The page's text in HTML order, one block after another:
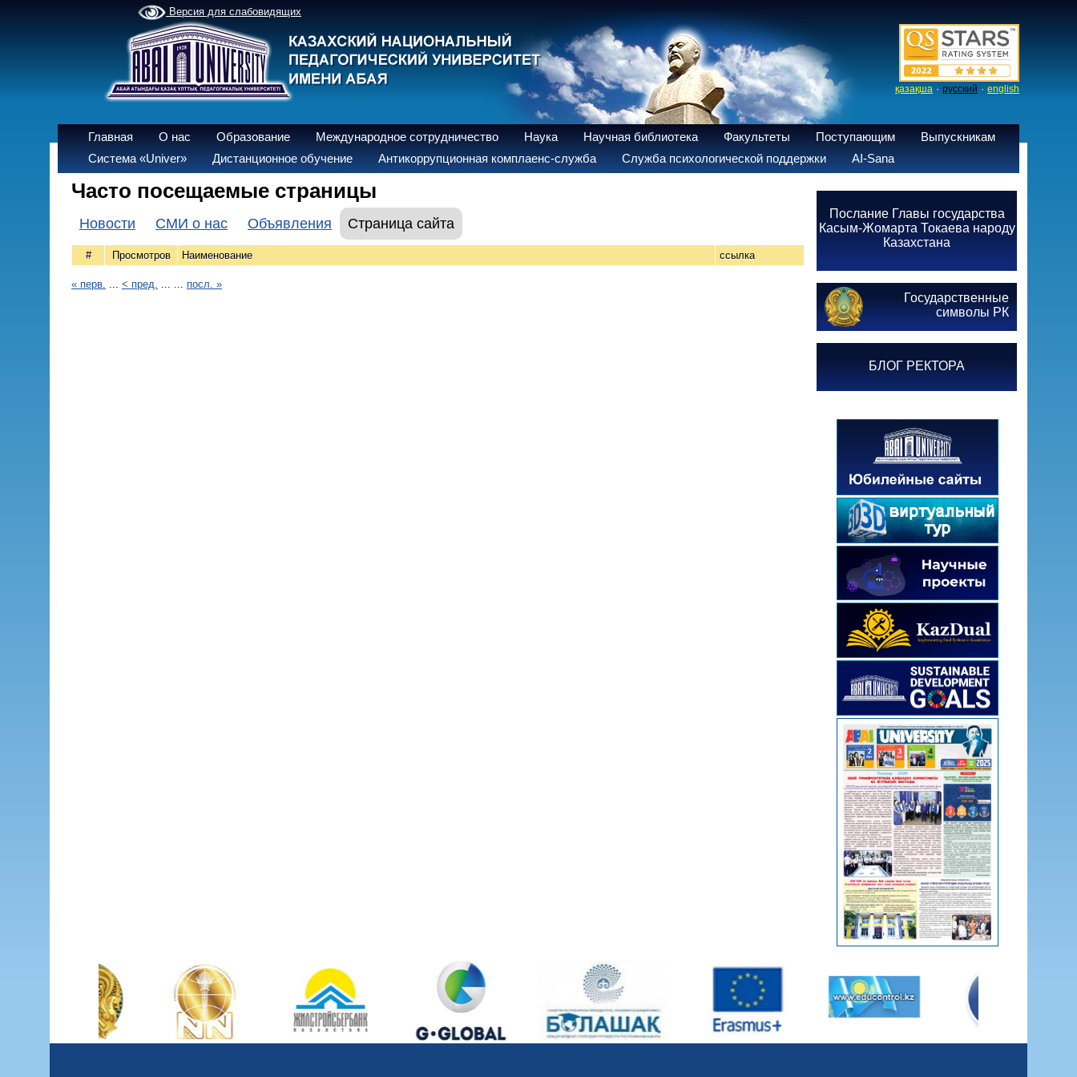
Версия для слабовидящих
қазақша · русский · english
Главная О нас Образование Международное сотрудничество Наука Научная библиотека Факультеты Поступающим
Выпускникам
Система «Univer»
Дистанционное обучение Антикоррупционная комплаенс-служба Служба психологической поддержки AI-Sana
Часто посещаемые страницы
Новости СМИ о нас Объявления Страница сайта
# Просмотров Наименование ссылка
« перв. ... < пред. ... ... посл. »
Послание Главы государства
Касым-Жомарта Токаева народу
Казахстана
Государственные
символы РК
БЛОГ РЕКТОРА